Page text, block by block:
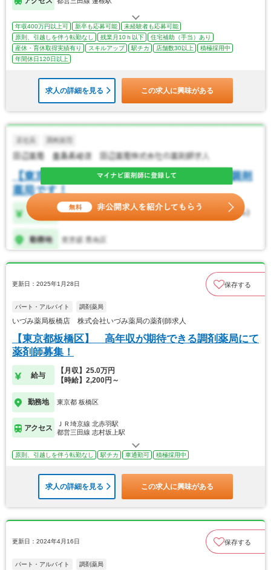
年収400万円以上可 新卒も応募可能
未経験者も応募可能
原則、引越しを伴う転勤なし
残業月10ｈ以下
住宅補助（手当）あり
産休・育休取得実績有り
スキルアップ 駅チカ 店舗数30以上
積極採用中
年間休日120日以上
求人の詳細を見る この求人に興味がある
更新日：2025年1月28日 保存する
パート・アルバイト 調剤薬局
いづみ薬局板橋店 株式会社いづみ薬局の薬剤師求人
【東京都板橋区】 高年収が期待できる調剤薬局にて
薬剤師募集！
給与
【月収】25.0万円
【時給】2,200円～
勤務地 東京都 板橋区
アクセス
ＪＲ埼京線 北赤羽駅
都営三田線 志村坂上駅
原則、引越しを伴う転勤なし 駅チカ 車通勤可 積極採用中
求人の詳細を見る この求人に興味がある
更新日：2024年4月16日 保存する
パート・アルバイト 調剤薬局